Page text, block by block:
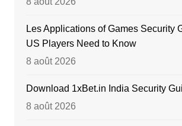
Les Applications of Games Security
US Players Need to Know
8 août 2026
Download 1xBet.in India Security
8 août 2026